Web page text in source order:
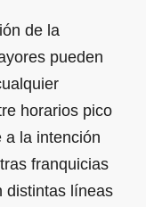
de la
pueden
horarios pico
a la intención
franquicias
distintas líneas